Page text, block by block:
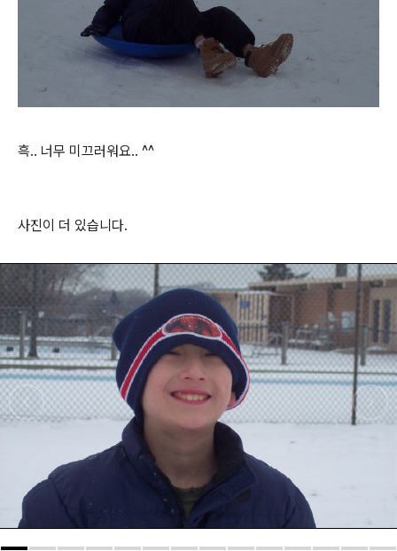
흑.. 너무 미끄러워요.. ^^
사진이 더 있습니다.